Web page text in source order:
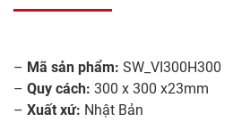
– Mã sản phẩm: SW_VI300H300
– Quy cách: 300 x 300 x23mm
– Xuất xứ: Nhật Bản